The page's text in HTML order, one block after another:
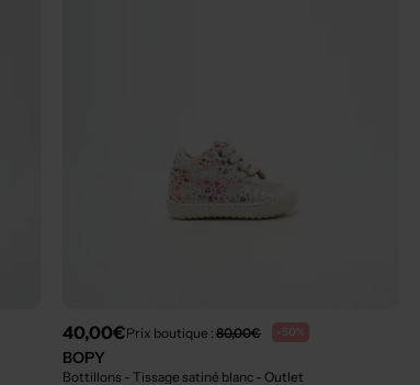
40,00€Prix boutique : 80,00€ -50%
BOPY
Bottillons - Tissage satiné blanc - Outlet